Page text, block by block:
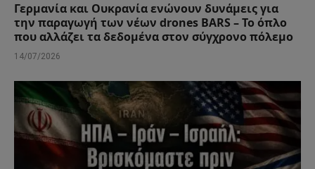
Γερμανία και Ουκρανία ενώνουν δυνάμεις για
την παραγωγή των νέων drones BARS – Το όπλο
που αλλάζει τα δεδομένα στον σύγχρονο πόλεμο
14/07/2026